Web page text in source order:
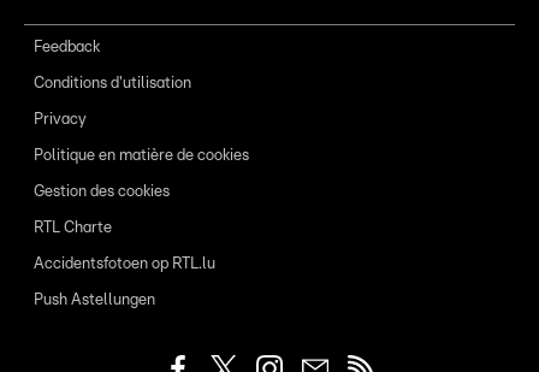
Feedback
Conditions d'utilisation
Privacy
Politique en matière de cookies
Gestion des cookies
RTL Charte
Accidentsfotoen op RTL.lu
Push Astellungen